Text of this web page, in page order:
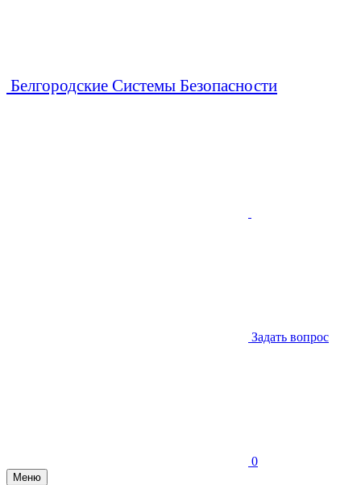
Белгородские Системы Безопасности
Задать вопрос
0
Меню